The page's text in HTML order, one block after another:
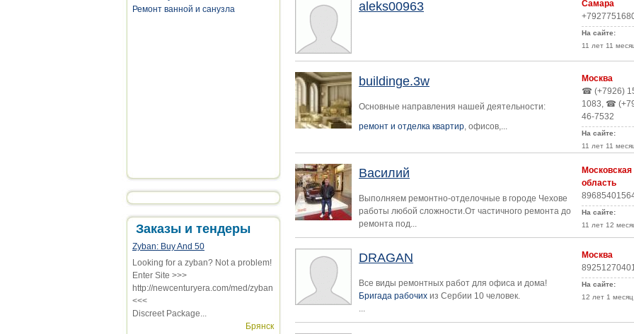
Ремонт ванной и санузла
Заказы и тендеры
Zyban: Buy And 50
Looking for a zyban? Not a problem!
Enter Site >>>
http://newcenturyera.com/med/zyban
<<<
Discreet Package...
Брянск
Самара
На сайте:
11 лет 11
aleks00963
Москва
☎ (+7926)
1083, ☎
46-7532
На сайте:
11 лет 11
buildinge.3w
Основные направления нашей деятельности:
ремонт и отделка квартир, офисов,...
Московская
область
На сайте:
11 лет 12
Василий
Выполняем ремонтно-отделочные в городе Чехове
работы любой сложности.От частичного ремонта до
ремонта под...
Москва
На сайте:
12 лет 1 месяц
DRAGAN
Все виды ремонтных работ для офиса и дома!
Бригада рабочих из Сербии 10 человек.
...